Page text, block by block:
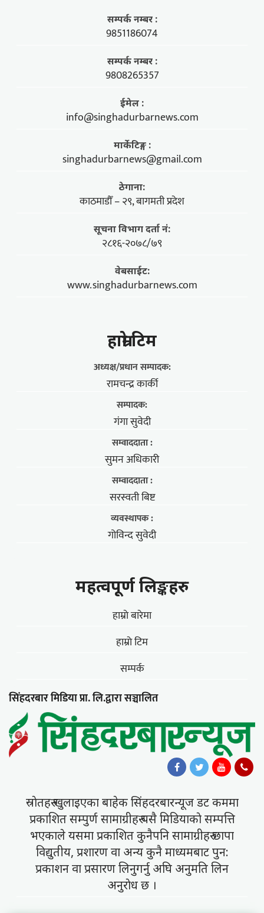
सम्पर्क नम्बर :
9851186074
सम्पर्क नम्बर :
9808265357
ईमेल :
info@singhadurbarnews.com
मार्केटिङ्ग :
singhadurbarnews@gmail.com
ठेगाना:
काठमाडौँ – २९, बागमती प्रदेश
सूचना विभाग दर्ता नं:
२८१६-२०७८/७९
वेबसाईट:
www.singhadurbarnews.com
हाम्राे टिम
अध्यक्ष/प्रधान सम्पादक:
रामचन्द्र कार्की
सम्पादक:
गंगा सुवेदी
सम्वाददाता :
सुमन अधिकारी
सम्वाददाता :
सरस्वती बिष्ट
व्यवस्थापक :
गोविन्द सुवेदी
महत्वपूर्ण लिङ्कहरु
हाम्राे बारेमा
हाम्राे टिम
सम्पर्क
सिंहदरबार मिडिया प्रा. लि.द्वारा सञ्चालित
स्राेतहरु खुलाइएका बाहेक सिंहदरबारन्यूज डट कममा
प्रकाशित सम्पुर्ण सामाग्रीहरु यसै मिडियाकाे सम्पत्ति
भएकाले यसमा प्रकाशित कुनैपनि सामाग्रीहरु छापा
विद्युतीय, प्रशारण वा अन्य कुनै माध्यमबाट पुन:
प्रकाशन वा प्रसारण लिनुगर्नु अघि अनुमति लिन
अनुराेध छ ।